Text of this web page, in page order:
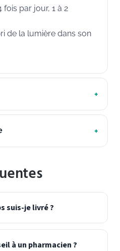
fois par jour, 1 à 2
de la lumière dans son
suis-je livré ?
à un pharmacien ?